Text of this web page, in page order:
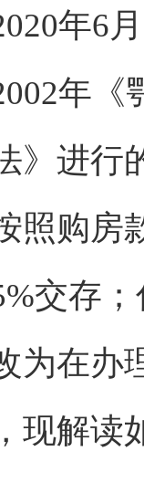
年6
年《
》进行
照购房
交存
为在办
现解读